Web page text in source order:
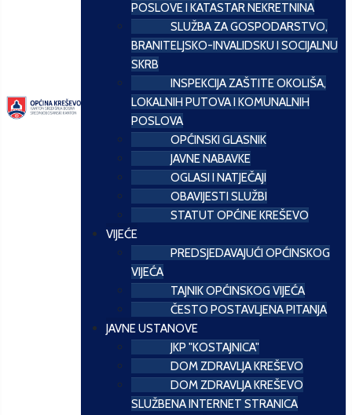
POSLOVE I KATASTAR NEKRETNINA
SLUŽBA ZA GOSPODARSTVO,
BRANITELJSKO-INVALIDSKU I SOCIJALNU
SKRB
INSPEKCIJA ZAŠTITE OKOLIŠA,
LOKALNIH PUTOVA I KOMUNALNIH
POSLOVA
OPĆINSKI GLASNIK
JAVNE NABAVKE
OGLASI I NATJEČAJI
OBAVIJESTI SLUŽBI
STATUT OPĆINE KREŠEVO
VIJEĆE
PREDSJEDAVAJUĆI OPĆINSKOG
VIJEĆA
TAJNIK OPĆINSKOG VIJEĆA
ČESTO POSTAVLJENA PITANJA
JAVNE USTANOVE
JKP "KOSTAJNICA"
DOM ZDRAVLJA KREŠEVO
DOM ZDRAVLJA KREŠEVO
SLUŽBENA INTERNET STRANICA